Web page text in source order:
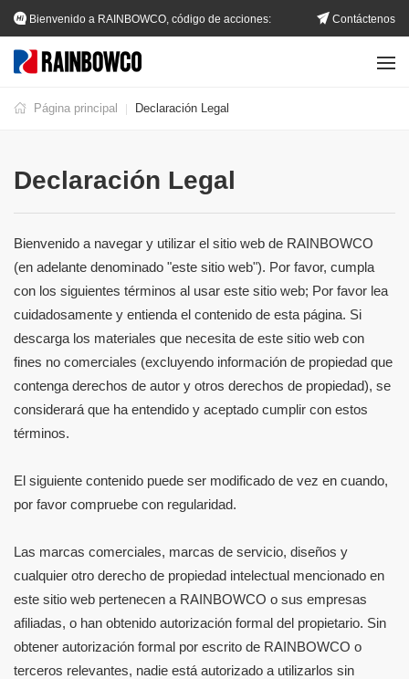
Contáctenos
Bienvenido a RAINBOWCO, código de acciones:
002483.SZ
Página principal Declaración Legal
Declaración Legal
Bienvenido a navegar y utilizar el sitio web de RAINBOWCO
(en adelante denominado "este sitio web"). Por favor, cumpla
con los siguientes términos al usar este sitio web; Por favor lea
cuidadosamente y entienda el contenido de esta página. Si
descarga los materiales que necesita de este sitio web con
fines no comerciales (excluyendo información de propiedad que
contenga derechos de autor y otros derechos de propiedad), se
considerará que ha entendido y aceptado cumplir con estos
términos.
El siguiente contenido puede ser modificado de vez en cuando,
por favor compruebe con regularidad.
Las marcas comerciales, marcas de servicio, diseños y
cualquier otro derecho de propiedad intelectual mencionado en
este sitio web pertenecen a RAINBOWCO o sus empresas
afiliadas, o han obtenido autorización formal del propietario. Sin
obtener autorización formal por escrito de RAINBOWCO o
terceros relevantes, nadie está autorizado a utilizarlos sin